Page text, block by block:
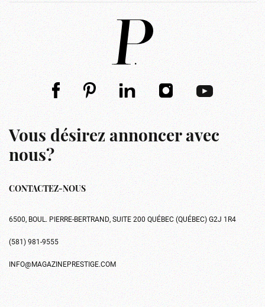
Vous désirez annoncer avec
nous?
CONTACTEZ-NOUS
6500, BOUL. PIERRE-BERTRAND, SUITE 200 QUÉBEC (QUÉBEC) G2J 1R4
(581) 981-9555
INFO@MAGAZINEPRESTIGE.COM